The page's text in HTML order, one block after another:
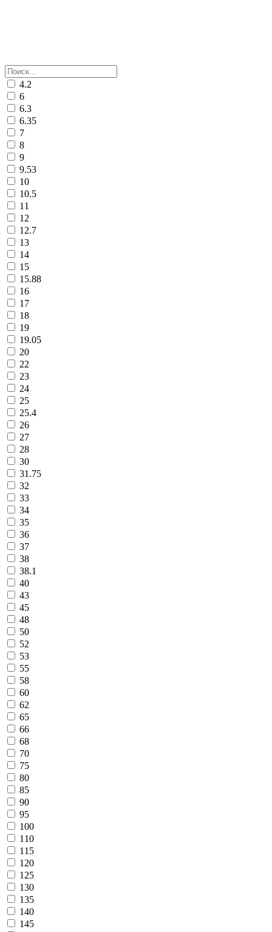
4.2
6
6.3
6.35
7
8
9
9.53
10
10.5
11
12
12.7
13
14
15
15.88
16
17
18
19
19.05
20
22
23
24
25
25.4
26
27
28
30
31.75
32
33
34
35
36
37
38
38.1
40
43
45
48
50
52
53
55
58
60
62
65
66
68
70
75
80
85
90
95
100
110
115
120
125
130
135
140
145